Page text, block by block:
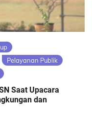
Pelayanan Publik
Saat Upacara
dan